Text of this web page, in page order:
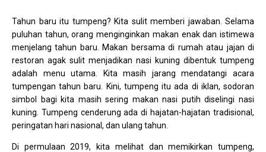
Tahun baru itu tumpeng? Kita sulit memberi jawaban. Selama
puluhan tahun, orang menginginkan makan enak dan istimewa
menjelang tahun baru. Makan bersama di rumah atau jajan di
restoran agak sulit menjadikan nasi kuning dibentuk tumpeng
adalah menu utama. Kita masih jarang mendatangi acara
tumpengan tahun baru. Kini, tumpeng itu ada di iklan, sodoran
simbol bagi kita masih sering makan nasi putih diselingi nasi
kuning. Tumpeng cenderung ada di hajatan-hajatan tradisional,
peringatan hari nasional, dan ulang tahun.
Di permulaan 2019, kita melihat dan memikirkan tumpeng,